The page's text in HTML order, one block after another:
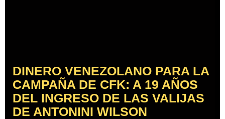
DINERO VENEZOLANO PARA LA
CAMPAÑA DE CFK: A 19 AÑOS
DEL INGRESO DE LAS VALIJAS
DE ANTONINI WILSON